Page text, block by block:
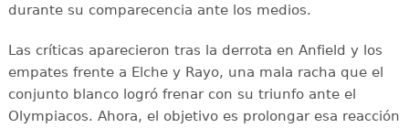
durante su comparecencia ante los medios.
Las críticas aparecieron tras la derrota en Anfield y los
empates frente a Elche y Rayo, una mala racha que el
conjunto blanco logró frenar con su triunfo ante el
Olympiacos. Ahora, el objetivo es prolongar esa reacción